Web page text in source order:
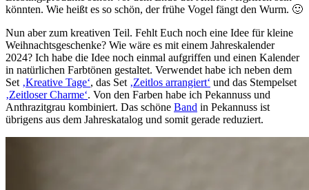
könnten. Wie heißt es so schön, der frühe Vogel fängt den Wurm. 🙂
Nun aber zum kreativen Teil. Fehlt Euch noch eine Idee für kleine
Weihnachtsgeschenke? Wie wäre es mit einem Jahreskalender
2024? Ich habe die Idee noch einmal aufgriffen und einen Kalender
in natürlichen Farbtönen gestaltet. Verwendet habe ich neben dem
Set ‚Kreative Tage‘, das Set ‚Zeitlos arrangiert‘ und das Stempelset
‚Zeitloser Charme‘. Von den Farben habe ich Pekannuss und
Anthrazitgrau kombiniert. Das schöne Band in Pekannuss ist
übrigens aus dem Jahreskatalog und somit gerade reduziert.